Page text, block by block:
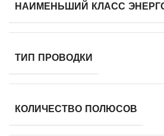
НАИМЕНЬШИЙ КЛАСС
ТИП ПРОВОДКИ
КОЛИЧЕСТВО ПОЛЮСОВ